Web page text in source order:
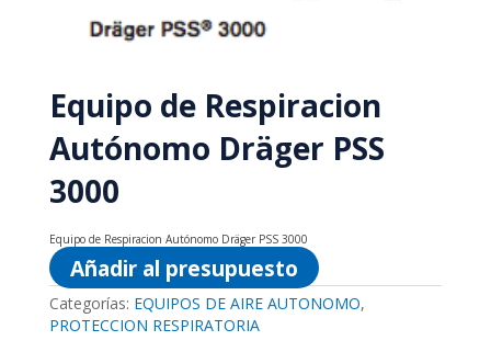
Equipo de Respiracion
Autónomo Dräger PSS
3000
Equipo de Respiracion Autónomo Dräger PSS 3000
Añadir al presupuesto
Categorías: EQUIPOS DE AIRE AUTONOMO,
PROTECCION RESPIRATORIA